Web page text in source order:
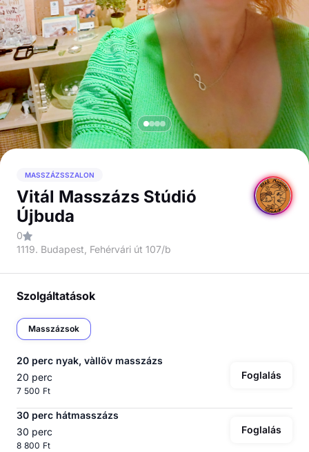
MASSZÁZSSZALON
Vitál Masszázs Stúdió
Újbuda
0
1119. Budapest, Fehérvári út 107/b
Szolgáltatások
Masszázsok
20 perc nyak, vàllöv masszázs
20 perc
7 500 Ft
Foglalás
30 perc hátmasszázs
30 perc
8 800 Ft
Foglalás